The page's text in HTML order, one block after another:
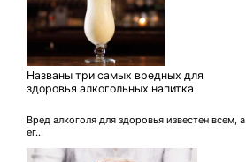
Названы три самых вредных для
здоровья алкогольных напитка
Вред алкоголя для здоровья известен всем, а
ег...